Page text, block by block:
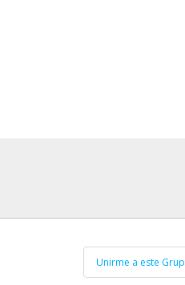
Unirme a este